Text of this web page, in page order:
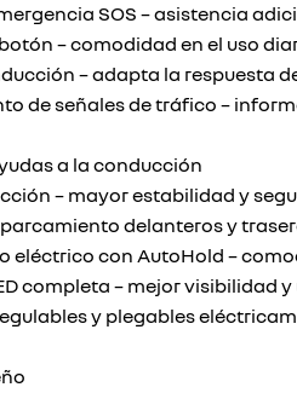
SOS – asistencia
– comodidad en el uso
– adapta la respuesta
de señales de tráfico –
a la conducción
– mayor estabilidad y
delanteros y
eléctrico con AutoHold –
completa – mejor visibilidad
y plegables